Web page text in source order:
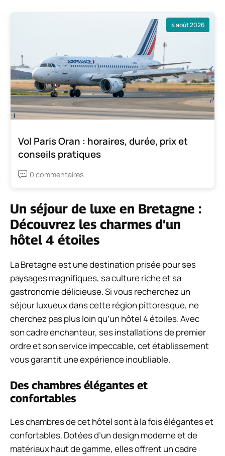
4 août 2026
Vol Paris Oran : horaires, durée, prix et
conseils pratiques
0 commentaires
Un séjour de luxe en Bretagne :
Découvrez les charmes d’un
hôtel 4 étoiles
La Bretagne est une destination prisée pour ses
paysages magnifiques, sa culture riche et sa
gastronomie délicieuse. Si vous recherchez un
séjour luxueux dans cette région pittoresque, ne
cherchez pas plus loin qu’un hôtel 4 étoiles. Avec
son cadre enchanteur, ses installations de premier
ordre et son service impeccable, cet établissement
vous garantit une expérience inoubliable.
Des chambres élégantes et
confortables
Les chambres de cet hôtel sont à la fois élégantes et
confortables. Dotées d’un design moderne et de
matériaux haut de gamme, elles offrent un cadre